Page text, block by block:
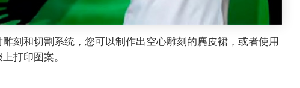
刻和切割系统，您可以制作出空心雕刻的麂皮裙，或者使用
打印图案。